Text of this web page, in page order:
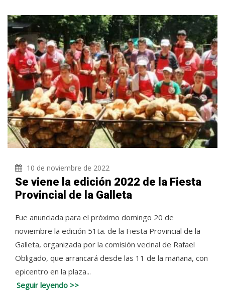
10 de noviembre de 2022
Se viene la edición 2022 de la Fiesta
Provincial de la Galleta
Fue anunciada para el próximo domingo 20 de
noviembre la edición 51ta. de la Fiesta Provincial de la
Galleta, organizada por la comisión vecinal de Rafael
Obligado, que arrancará desde las 11 de la mañana, con
epicentro en la plaza...
Seguir leyendo >>